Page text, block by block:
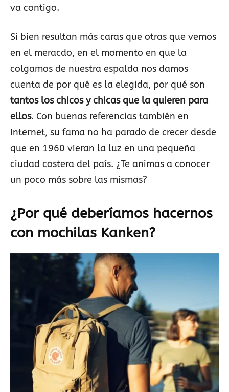
va contigo.
Si bien resultan más caras que otras que vemos
en el meracdo, en el momento en que la
colgamos de nuestra espalda nos damos
cuenta de por qué es la elegida, por qué son
tantos los chicos y chicas que la quieren para
ellos. Con buenas referencias también en
Internet, su fama no ha parado de crecer desde
que en 1960 vieran la luz en una pequeña
ciudad costera del país. ¿Te animas a conocer
un poco más sobre las mismas?
¿Por qué deberíamos hacernos
con mochilas Kanken?